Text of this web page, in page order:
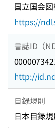
国立国会
https://
書誌ID（
http://
目録規則
日本目録